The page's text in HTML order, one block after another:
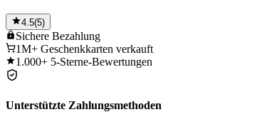
4.5(5)
Sichere Bezahlung
1M+ Geschenkkarten verkauft
1.000+ 5-Sterne-Bewertungen
Unterstützte Zahlungsmethoden